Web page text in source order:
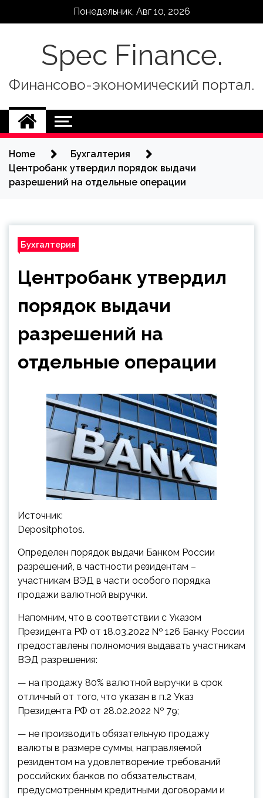
Понедельник, Авг 10, 2026
Spec Finance.
Финансово-экономический портал.
Home
Бухгалтерия
Центробанк утвердил порядок выдачи
разрешений на отдельные операции
Бухгалтерия
Центробанк утвердил
порядок выдачи
разрешений на
отдельные операции
Источник:
Depositphotos.
Определен порядок выдачи Банком России
разрешений, в частности резидентам –
участникам ВЭД в части особого порядка
продажи валютной выручки.
Напомним, что в соответствии с Указом
Президента РФ от 18.03.2022 № 126 Банку России
предоставлены полномочия выдавать участникам
ВЭД разрешения:
— на продажу 80% валютной выручки в срок
отличный от того, что указан в п.2 Указ
Президента РФ от 28.02.2022 № 79;
— не производить обязательную продажу
валюты в размере суммы, направляемой
резидентом на удовлетворение требований
российских банков по обязательствам,
предусмотренным кредитными договорами и